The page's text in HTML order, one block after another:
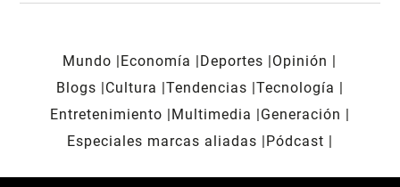
Mundo Economía Deportes
Opinión
Blogs
Cultura Tendencias Tecnología
Entretenimiento
Multimedia
Generación
Especiales marcas aliadas
Pódcast